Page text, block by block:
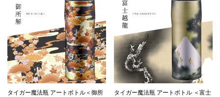
タイガー魔法瓶 アートボトル＜御所
タイガー魔法瓶 アートボトル ＜富士